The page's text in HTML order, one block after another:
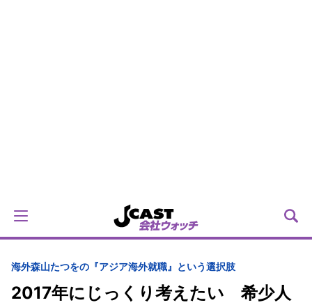
海外森山たつをの『アジア海外就職』という選択肢
2017年にじっくり考えたい 希少人